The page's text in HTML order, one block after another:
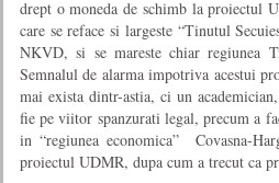
drept o moneda de schimb la proiectul
care se reface si largeste “Tinutul
NKVD, si se mareste chiar regiunea
Semnalul de alarma impotriva acestui
mai exista dintr-astia, ci un
fie pe viitor spanzurati legal, precum a
in “regiunea economica” Covasna-
proiectul UDMR, dupa cum a trecut ca